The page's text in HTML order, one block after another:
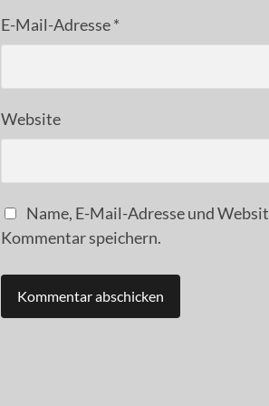
E-Mail-Adresse*
Website
Name, E-Mail-Adresse und
Kommentar speichern.